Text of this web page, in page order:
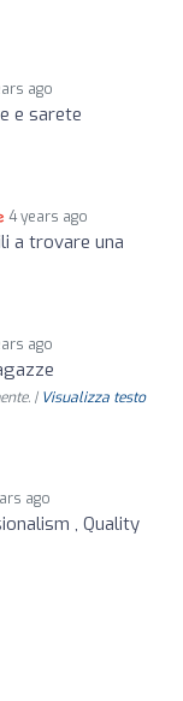
ago
e sarete
4 years ago
a trovare una
ago
| Visualizza testo
ago
, Quality